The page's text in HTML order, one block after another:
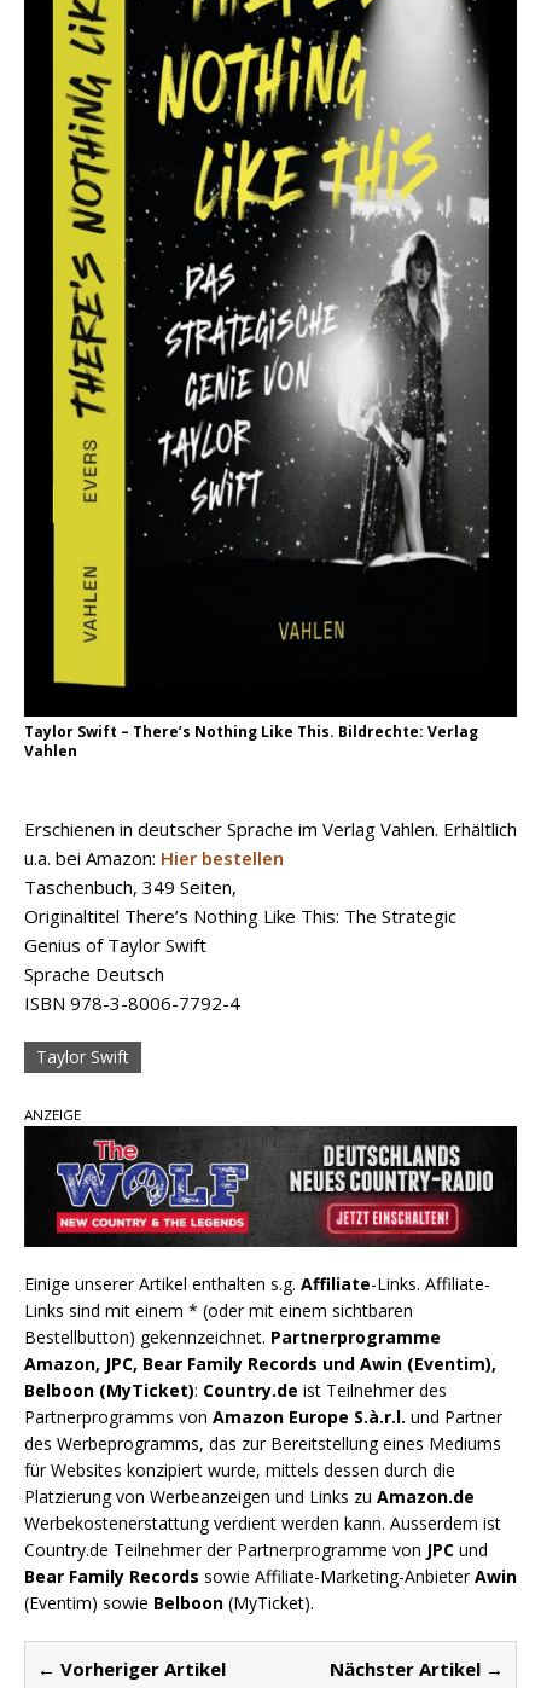
Taylor Swift – There’s Nothing Like This. Bildrechte: Verlag
Vahlen
Erschienen in deutscher Sprache im Verlag Vahlen. Erhältlich
u.a. bei Amazon: Hier bestellen
Taschenbuch, 349 Seiten,
Originaltitel There’s Nothing Like This: The Strategic
Genius of Taylor Swift
Sprache Deutsch
ISBN 978-3-8006-7792-4
Taylor Swift
ANZEIGE
Einige unserer Artikel enthalten s.g. Affiliate-Links. Affiliate-
Links sind mit einem * (oder mit einem sichtbaren
Bestellbutton) gekennzeichnet. Partnerprogramme
Amazon, JPC, Bear Family Records und Awin (Eventim),
Belboon (MyTicket): Country.de ist Teilnehmer des
Partnerprogramms von Amazon Europe S.à.r.l. und Partner
des Werbeprogramms, das zur Bereitstellung eines Mediums
für Websites konzipiert wurde, mittels dessen durch die
Platzierung von Werbeanzeigen und Links zu Amazon.de
Werbekostenerstattung verdient werden kann. Ausserdem ist
Country.de Teilnehmer der Partnerprogramme von JPC und
Bear Family Records sowie Affiliate-Marketing-AnbieterAwin
(Eventim) sowie Belboon (MyTicket).
← Vorheriger Artikel Nächster Artikel →